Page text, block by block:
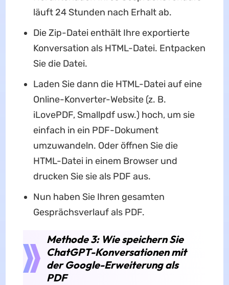
läuft 24 Stunden nach Erhalt ab.
Die Zip-Datei enthält Ihre exportierte
Konversation als HTML-Datei. Entpacken
Sie die Datei.
Laden Sie dann die HTML-Datei auf eine
Online-Konverter-Website (z. B.
iLovePDF, Smallpdf usw.) hoch, um sie
einfach in ein PDF-Dokument
umzuwandeln. Oder öffnen Sie die
HTML-Datei in einem Browser und
drucken Sie sie als PDF aus.
Nun haben Sie Ihren gesamten
Gesprächsverlauf als PDF.
Methode 3: Wie speichern Sie
ChatGPT-Konversationen mit
der Google-Erweiterung als
PDF